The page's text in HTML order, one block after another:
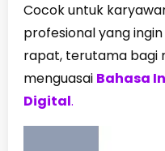
Cocok untuk
profesional yang
rapat, terutama bagi
menguasai Bahasa
Digital.